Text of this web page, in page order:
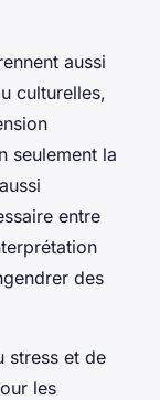
aussi
culturelles,
seulement la
entre
des
stress et de
les